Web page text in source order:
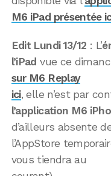
M6 iPad présentée
Edit Lundi 13/12 : L’
l’iPad vue ce
sur M6 Replay
ici, elle n’est par
l’application M6
d’ailleurs absente
l’AppStore
vous tiendra au